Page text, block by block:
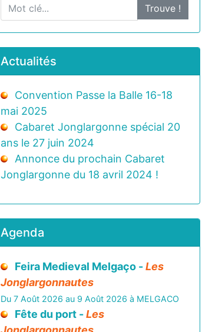
Trouve !
Actualités
Convention Passe la Balle 16-18
mai 2025
Cabaret Jonglargonne spécial 20
ans le 27 juin 2024
Annonce du prochain Cabaret
Jonglargonne du 18 avril 2024 !
Agenda
Feira Medieval Melgaço -Les
Jonglargonnautes
Du 7 Août 2026 au 9 Août 2026 à MELGACO
Fête du port -Les